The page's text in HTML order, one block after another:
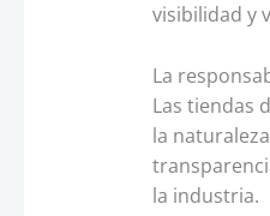
visibilidad y
La
Las tiendas
la
la industria.